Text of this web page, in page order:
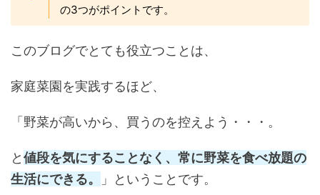
の3つがポイントです。
このブログでとても役立つことは、
家庭菜園を実践するほど、
「野菜が高いから、買うのを控えよう・・・。
と値段を気にすることなく、常に野菜を食べ放題の
生活にできる。
」ということです。